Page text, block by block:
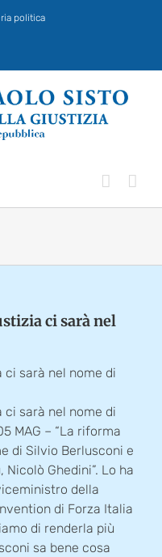
politica
ci sarà nel
sarà nel nome di
sarà nel nome di
MAG – “La riforma
di Silvio Berlusconi e
Nicolò Ghedini”. Lo ha
della
di Forza Italia
di renderla più
sa bene cosa